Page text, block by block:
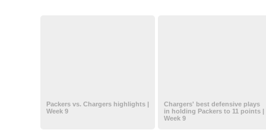
Packers vs. Chargers highlights |
Week 9
Chargers' best defensive plays
in holding Packers to 11 points |
Week 9